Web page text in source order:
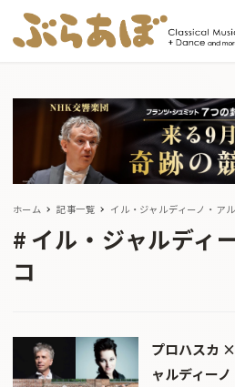
ホーム 記事一覧 イル・ジャルディーノ・ア
イル・ジャルディ
コ
プロハスカ
ャルディー